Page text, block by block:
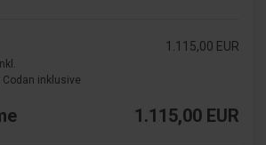
inklusive
1.115,00 EUR
1.115,00 EUR